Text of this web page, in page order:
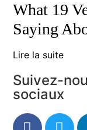
What 19
Saying
Lire la suite
Suivez-
sociaux